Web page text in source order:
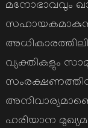
മനോഭാവവും
വ്യക്തികളും
ഹരിയാന